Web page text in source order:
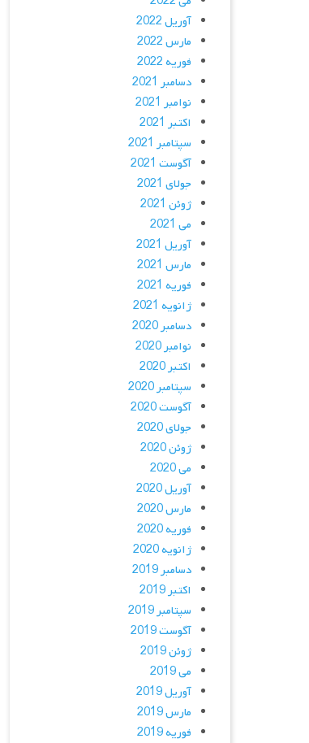
آوریل 2022
مارس 2022
فوریه 2022
دسامبر 2021
نوامبر 2021
اکتبر 2021
سپتامبر 2021
آگوست 2021
جولای 2021
ژوئن 2021
می 2021
آوریل 2021
مارس 2021
فوریه 2021
ژانویه 2021
دسامبر 2020
نوامبر 2020
اکتبر 2020
سپتامبر 2020
آگوست 2020
جولای 2020
ژوئن 2020
می 2020
آوریل 2020
مارس 2020
فوریه 2020
ژانویه 2020
دسامبر 2019
اکتبر 2019
سپتامبر 2019
آگوست 2019
ژوئن 2019
می 2019
آوریل 2019
مارس 2019
فوریه 2019